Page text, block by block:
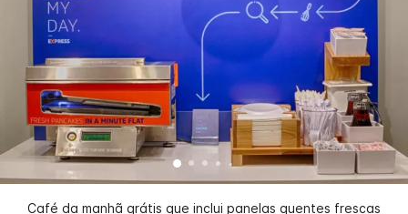
Café da manhã grátis que inclui panelas quentes frescas